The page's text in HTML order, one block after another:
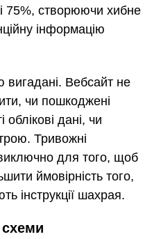
75%, створюючи хибне
інформацію
вигадані. Вебсайт не
чи пошкоджені
дані, чи
Тривожні
для того, щоб
ймовірність того,
інструкції шахрая.